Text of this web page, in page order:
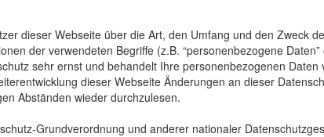
dieser Webseite über die Art, den Umfang und den Zweck
der verwendeten Begriffe (z.B. “personenbezogene
sehr ernst und behandelt Ihre personenbezogenen
dieser Webseite Änderungen an dieser
Abständen wieder durchzulesen.
Grundverordnung und anderer nationaler